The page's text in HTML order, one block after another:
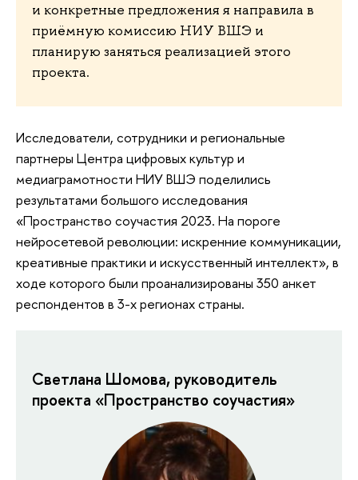
и конкретные предложения я направила в
приёмную комиссию НИУ ВШЭ и
планирую заняться реализацией этого
проекта.
Исследователи, сотрудники и региональные
партнеры Центра цифровых культур и
медиаграмотности НИУ ВШЭ поделились
результатами большого исследования
«Пространство соучастия 2023. На пороге
нейросетевой революции: искренние коммуникации,
креативные практики и искусственный интеллект», в
ходе которого были проанализированы 350 анкет
респондентов в 3-х регионах страны.
Светлана Шомова, руководитель
проекта «Пространство соучастия»